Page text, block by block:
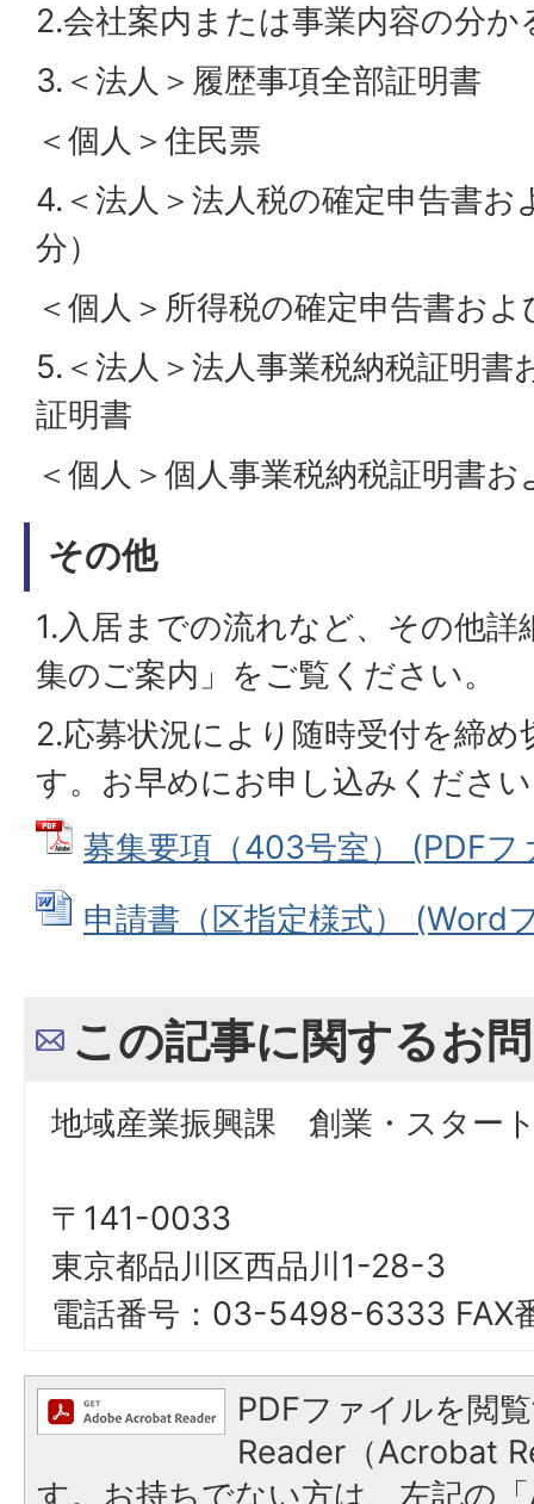
2.会社案内または事業内容の分か
3.＜法人＞履歴事項全部証明書
＜個人＞住民票
4.＜法人＞法人税の確定申告書お
分）
＜個人＞所得税の確定申告書お
5.＜法人＞法人事業税納税証明書
証明書
＜個人＞個人事業税納税証明書
その他
1.入居までの流れなど、その他詳
集のご案内」をご覧ください。
2.応募状況により随時受付を締
す。お早めにお申し込みくださ
募集要項（403号室） (PDF
申請書（区指定様式） (Word
この記事に関するお
地域産業振興課 創業・スター
〒141-0033
東京都品川区西品川1-28-3
電話番号：03-5498-6333
PDFファイルを閲
Reader（Acrobat
す。お持ちでない方は、左記の